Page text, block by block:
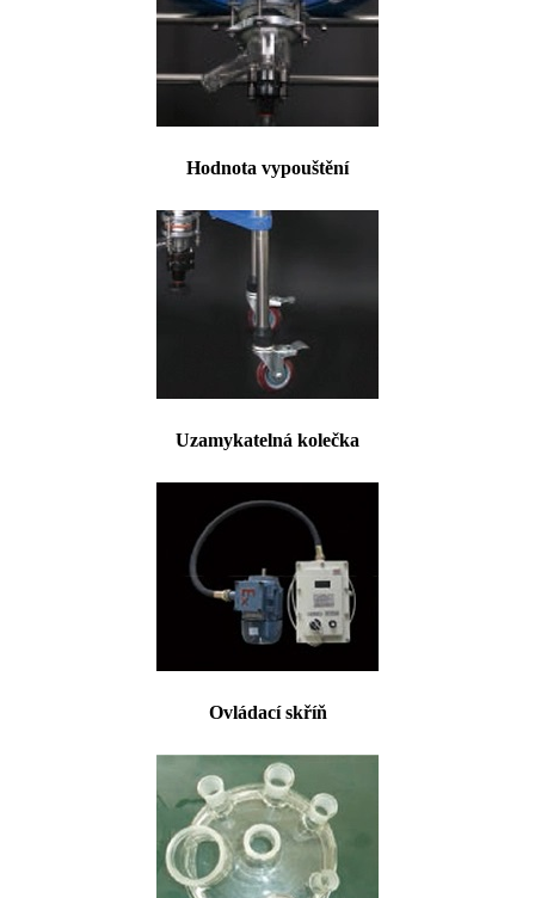
Hodnota vypouštění
Uzamykatelná kolečka
Ovládací skříň